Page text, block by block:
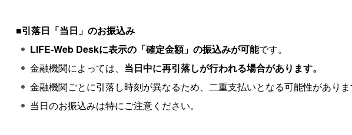
■引落日「当日」のお振込み
LIFE-Web Deskに表示の「確定金額」の振込みが可能です。
金融機関によっては、 当日中に再引落しが行われる場合があります。
金融機関ごとに引落し時刻が異なるため、二重支払いとなる可能性があり
当日のお振込みは特にご注意ください。